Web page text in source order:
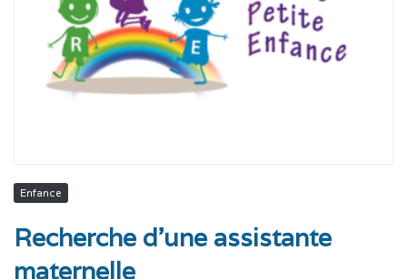
Enfance
Recherche d’une assistante
maternelle